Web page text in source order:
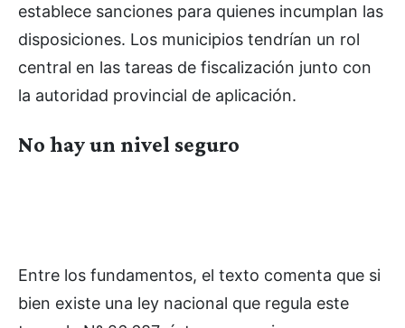
establece sanciones para quienes incumplan las
disposiciones. Los municipios tendrían un rol
central en las tareas de fiscalización junto con
la autoridad provincial de aplicación.
No hay un nivel seguro
Entre los fundamentos, el texto comenta que si
bien existe una ley nacional que regula este